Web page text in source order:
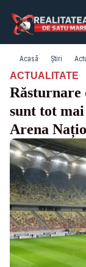
Acasă Știri
ACTUALITATE·
Răsturnare
sunt tot
Arena